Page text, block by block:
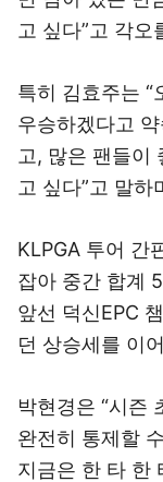
고 싶다”고 각오
특히 김효주는 “
우승하겠다고
고, 많은 팬들이
고 싶다”고 말하
KLPGA 투어 간
잡아 중간 합계
앞선 덕신EPC
던 상승세를 이
박현경은 “시즌
완전히 통제할
지금은 한 타 한